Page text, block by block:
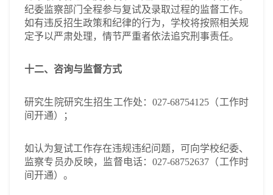
纪委监察部门全程参与复试及录取过程的监督工作。
如有违反招生政策和纪律的行为，学校将按照相关规
定予以严肃处理，情节严重者依法追究刑事责任。
十二、咨询与监督方式
研究生院研究生招生工作处：027-68754125（工作时
间开通）；
如认为复试工作存在违规违纪问题，可向学校纪委、
监察专员办反映，监督电话：027-68752637（工作时
间开通）。